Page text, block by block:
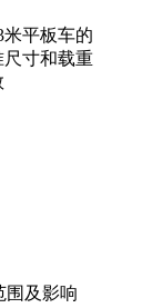
围及影响